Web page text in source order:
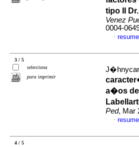
tipo II
Venez
0004-
·
3 / 5
selecciona
para imprimir
a�os
Ped, Mar
·
4 / 5